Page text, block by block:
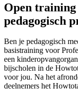
Open
pedagogisch
Ben je pedagogisch
basistraining voor
een
bijscholen in de
voor jou. Na het
deelnemers het